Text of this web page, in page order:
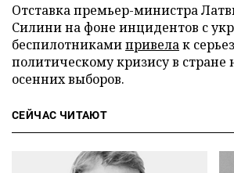
Отставка премьер-министра
Силини на фоне инцидентов с
беспилотникамипривелак
политическому кризису в стране
осенних выборов.
СЕЙЧАС ЧИТАЮТ